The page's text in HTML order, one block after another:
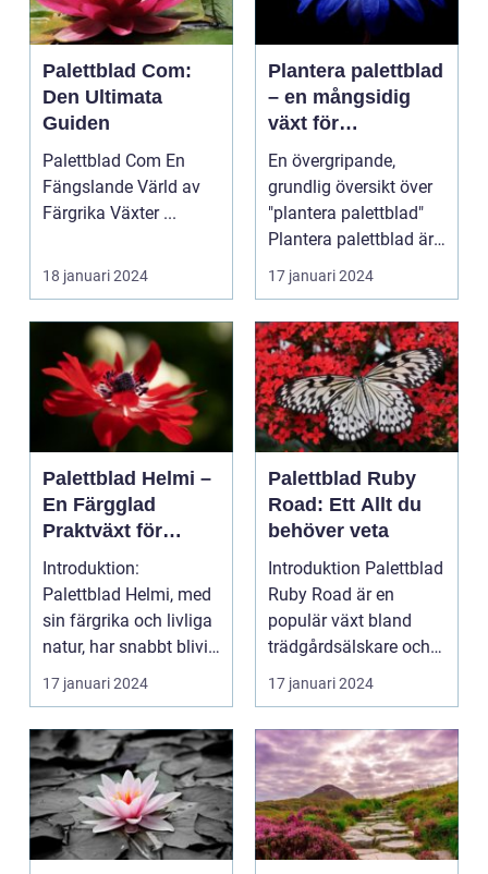
Palettblad Com:
Den Ultimata
Guiden
Palettblad Com En
Fängslande Värld av
Färgrika Växter ...
18 januari 2024
Plantera palettblad
– en mångsidig
växt för
trädgårdsentusiast
En övergripande,
grundlig översikt över
"plantera palettblad"
Plantera palettblad är
en populär akt...
17 januari 2024
Palettblad Helmi –
En Färgglad
Praktväxt för
Hemmet
Introduktion:
Palettblad Helmi, med
sin färgrika och livliga
natur, har snabbt blivit
en favorit bla...
17 januari 2024
Palettblad Ruby
Road: Ett Allt du
behöver veta
Introduktion Palettblad
Ruby Road är en
populär växt bland
trädgårdsälskare och
inomhusväxtentusias..
17 januari 2024